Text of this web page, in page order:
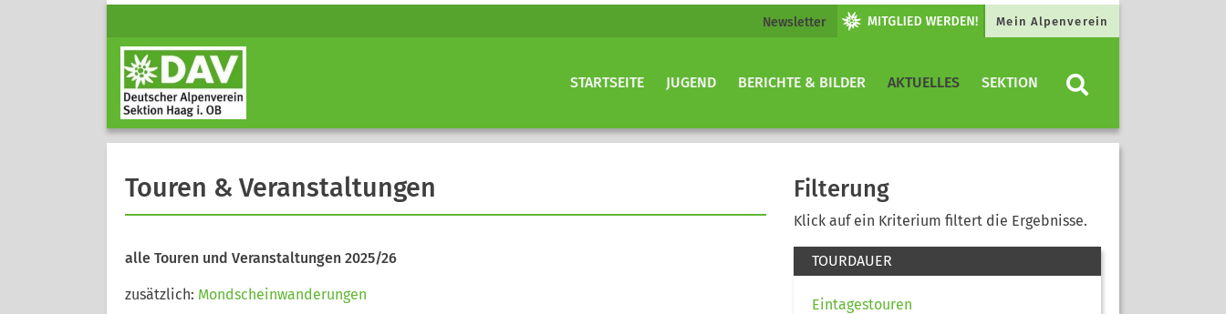
Newsletter Mein Alpenverein
STARTSEITE JUGEND BERICHTE & BILDER AKTUELLES SEKTION
Touren & Veranstaltungen
alle Touren und Veranstaltungen 2025/26
zusätzlich: Mondscheinwanderungen
Filterung
Klick auf ein Kriterium filtert die Ergebnisse.
TOURDAUER
Eintagestouren